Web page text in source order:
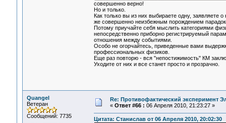
совершенно верно!
Но и только.
Как только вы из них выбираете одну, заявляете
же совершенно неизбежным порождением
Потому приучайте себя мыслить категориями
непосредственно приборно регистрируемый
отношения между событиями.
Особо не огорчайтесь, приведенные вами
профессиональных физиков.
Еще раз повторю - вся "непостижимость" КМ
Уходите от них и все станет просто и прозрачно.
Quangel
Ветеран
Сообщений: 7735
Re: Противофактический эксперимент
« Ответ #66 : 06 Апреля 2010, 21:23:27 »
Цитата: Станислав от 06 Апреля 2010, 20:02:30